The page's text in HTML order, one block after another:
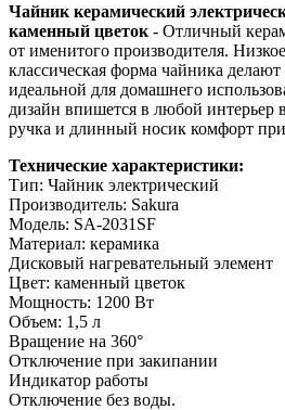
Чайник керамический
каменный цветок - Отличный
от именитого производителя.
классическая форма чайника
идеальной для домашнего
дизайн впишется в любой интерьер
ручка и длинный носик комфорт
Технические характеристики:
Тип: Чайник электрический
Производитель: Sakura
Модель: SA-2031SF
Материал: керамика
Дисковый нагревательный элемент
Цвет: каменный цветок
Мощность: 1200 Вт
Объем: 1,5 л
Вращение на 360°
Отключение при закипании
Индикатор работы
Отключение без воды.